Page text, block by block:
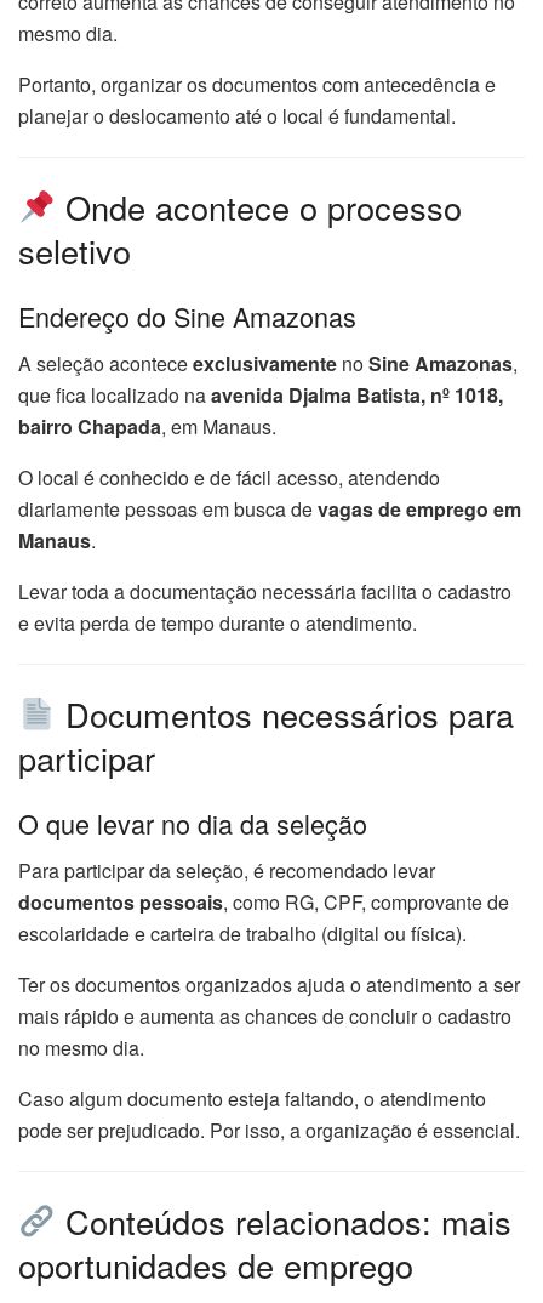
mesmo dia.
Portanto, organizar os documentos com antecedência e
planejar o deslocamento até o local é fundamental.
Onde acontece o processo
seletivo
Endereço do Sine Amazonas
A seleção aconteceexclusivamente noSine Amazonas,
que fica localizado naavenida Djalma Batista, nº 1018,
bairro Chapada, em Manaus.
O local é conhecido e de fácil acesso, atendendo
diariamente pessoas em busca devagas de emprego em
Manaus.
Levar toda a documentação necessária facilita o cadastro
e evita perda de tempo durante o atendimento.
Documentos necessários para
participar
O que levar no dia da seleção
Para participar da seleção, é recomendado levar
documentos pessoais, como RG, CPF, comprovante de
escolaridade e carteira de trabalho (digital ou física).
Ter os documentos organizados ajuda o atendimento a ser
mais rápido e aumenta as chances de concluir o cadastro
no mesmo dia.
Caso algum documento esteja faltando, o atendimento
pode ser prejudicado. Por isso, a organização é essencial.
Conteúdos relacionados: mais
oportunidades de emprego